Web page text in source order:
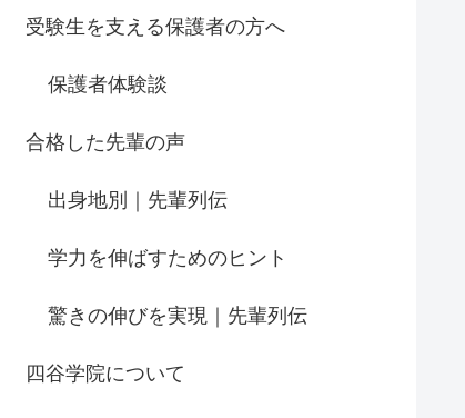
受験生を支える保護者の方へ
保護者体験談
合格した先輩の声
出身地別｜先輩列伝
学力を伸ばすためのヒント
驚きの伸びを実現｜先輩列伝
四谷学院について